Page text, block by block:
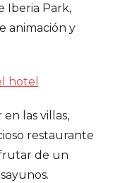
Iberia Park,
animación y
las villas,
restaurante
de un